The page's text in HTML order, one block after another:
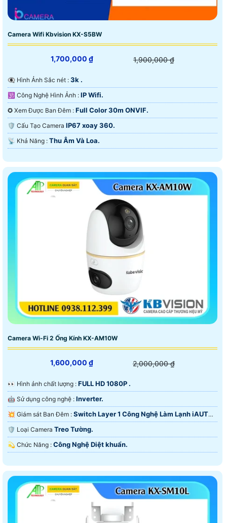
Camera Wifi Kbvision KX-S5BW
1,700,000 ₫ 1,900,000 ₫
👁️‍🗨 Hình Ảnh Sắc nét : 3k .
🕉️ Công Nghệ Hình Ảnh : IP Wifi.
✪ Xem Được Ban Đêm : Full Color 30m ONVIF.
🛡 Cấu Tạo Camera IP67 xoay 360.
️📡 Khả Năng : Thu Âm Và Loa.
Camera Wi-Fi 2 Ống Kính KX-AM10W
1,600,000 ₫ 2,000,000 ₫
️👀 Hình ảnh chất lượng : FULL HD 1080P .
🤖️ Sử dụng công nghệ : Inverter.
💥 Giám sát Ban Đêm : Switch Layer 1 Công Nghệ Làm Lạnh iAUTO-
X. 🛡 Loại Camera Treo Tường.
️💫 Chức Năng : Công Nghệ Diệt khuẩn.